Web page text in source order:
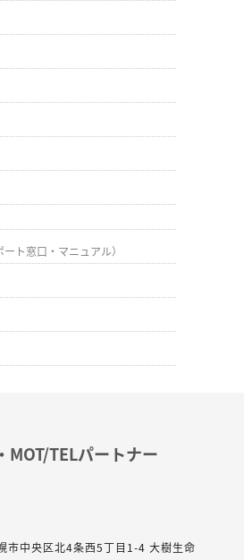
ト窓口・マニュアル）
MOT/TELパートナー
市中央区北4条西5丁目1-4 大樹生命